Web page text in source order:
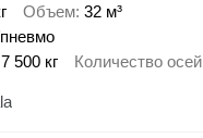
Объем 32 м³
7 500 кг Количество осей